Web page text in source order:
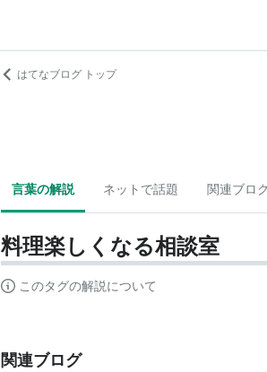
はてなブログ トップ
言葉の解説 ネットで話題 関連ブロ
料理楽しくなる相談室
このタグの解説について
関連ブログ